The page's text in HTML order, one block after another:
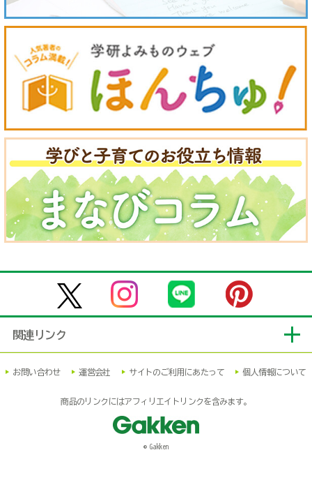
関連リンク
お問い合わせ 運営会社 サイトのご利用にあたって 個人情報について
商品のリンクにはアフィリエイトリンクを含みます。
© Gakken